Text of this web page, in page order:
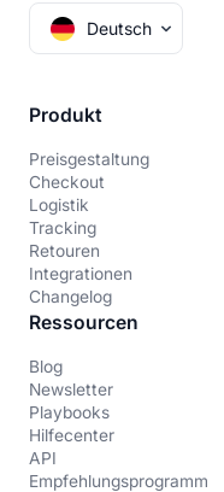
Deutsch
Produkt
Preisgestaltung
Checkout
Logistik
Tracking
Retouren
Integrationen
Changelog
Ressourcen
Blog
Newsletter
Playbooks
Hilfecenter
API
Empfehlungsprogramm